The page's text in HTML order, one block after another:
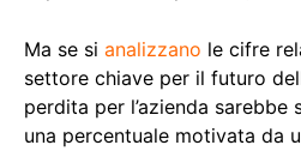
Ma se si analizzano le cifre
settore chiave per il futuro
perdita per l’azienda sarebbe
una percentuale motivata da